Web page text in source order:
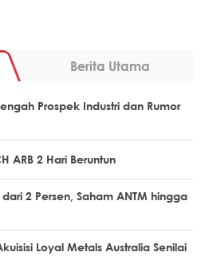
Berita Utama
Prospek Industri dan Rumor
ARB 2 Hari Beruntun
2 Persen, Saham ANTM hingga
Loyal Metals Australia Senilai